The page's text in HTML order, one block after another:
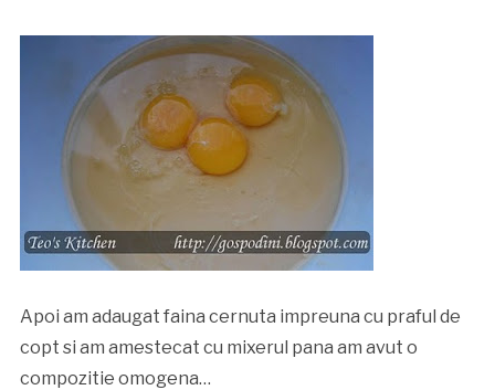
Apoi am adaugat faina cernuta impreuna cu praful de
copt si am amestecat cu mixerul pana am avut o
compozitie omogena…